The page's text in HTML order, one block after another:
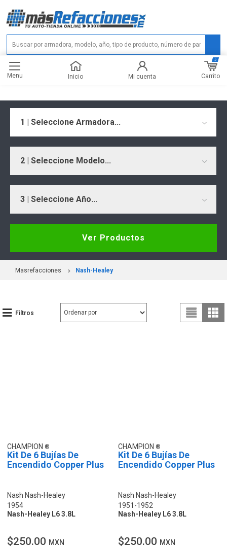
Menu Inicio Mi cuenta Carrito
0
1 | Seleccione Armadora...
2 | Seleccione Modelo...
3 | Seleccione Año...
Ver Productos
Masrefacciones Nash-Healey
Filtros
CHAMPION
Kit De 6 Bujías De
Encendido Copper Plus
Nash Nash-Healey
1954
Nash-Healey L6 3.8L
$250.00 MXN
CHAMPION
Kit De 6 Bujías De
Encendido Copper Plus
Nash Nash-Healey
1951-1952
Nash-Healey L6 3.8L
$250.00 MXN